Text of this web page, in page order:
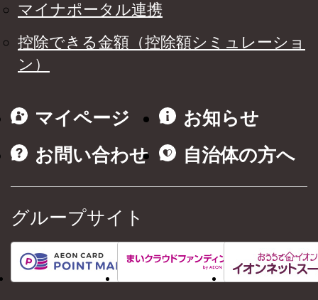
マイナポータル連携
控除できる金額（控除額シミュレーショ
ン）
マイページ
お知らせ
お問い合わせ
自治体の方へ
グループサイト